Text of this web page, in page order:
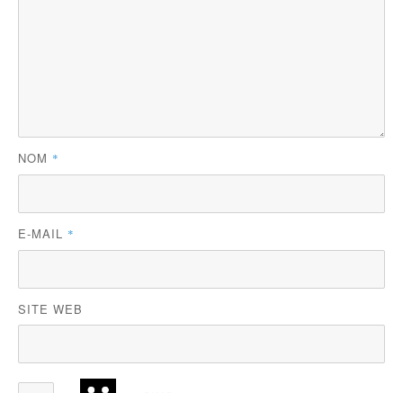
NOM *
E-MAIL *
SITE WEB